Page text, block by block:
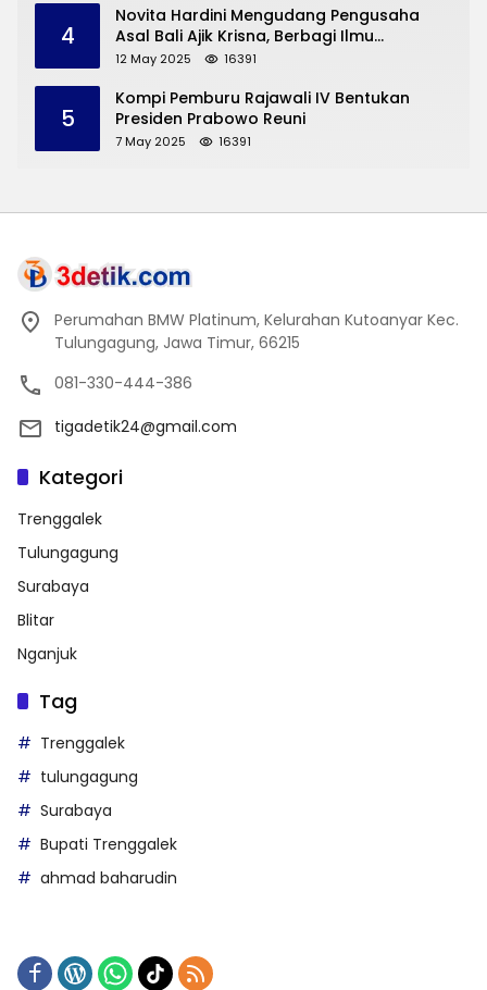
4
Novita Hardini Mengudang Pengusaha
Asal Bali Ajik Krisna, Berbagi Ilmu
Pengembangan Pariwisata dan UMKM
12 May 2025 16391
5
Kompi Pemburu Rajawali IV Bentukan
Presiden Prabowo Reuni
7 May 2025 16391
Perumahan BMW Platinum, Kelurahan Kutoanyar Kec.
Tulungagung, Jawa Timur, 66215
081-330-444-386
tigadetik24@gmail.com
Kategori
Trenggalek
Tulungagung
Surabaya
Blitar
Nganjuk
Tag
Trenggalek
tulungagung
Surabaya
Bupati Trenggalek
ahmad baharudin